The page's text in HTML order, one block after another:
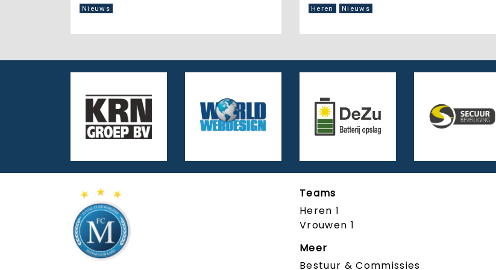
Nieuws Heren Nieuws
Teams
Heren 1
Vrouwen 1
Meer
Bestuur & Commissies